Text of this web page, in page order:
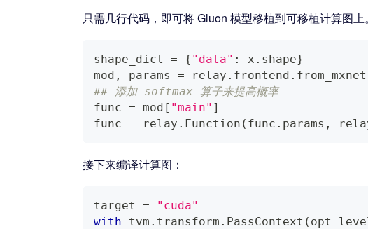
只需几行代码，即可将 Gluon 模型移植到可移植计算图
shape_dict = { "data" : x . shape}
mod , params = relay . frontend . from_mxnet
## 添加 softmax 算子来提高概率
func = mod [ "main" ]
func = relay . Function ( func . params ,
接下来编译计算图：
target =
"cuda"
with tvm . transform . PassContext (